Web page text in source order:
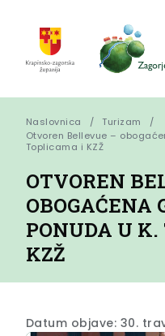
Naslovnica
Turizam
Otvoren Bellevue –
Toplicama i KZŽ
OTVOREN
OBOGAĆENA
PONUDA U
KZŽ
Datum objave: 30.